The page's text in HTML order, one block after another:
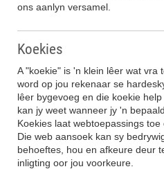
ons aanlyn versamel.
Koekies
A "koekie" is 'n klein lêer wat vra
word op jou rekenaar se
lêer bygevoeg en die koekie
kan jy weet wanneer jy 'n
Koekies laat webtoepassings
Die web aansoek kan sy
behoeftes, hou en afkeure deur
inligting oor jou voorkeure.